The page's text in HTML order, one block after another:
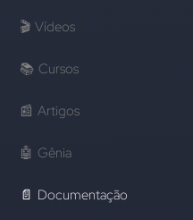
🎬 Vídeos
📚 Cursos
📰 Artigos
🤖 Gênia
📄 Documentação